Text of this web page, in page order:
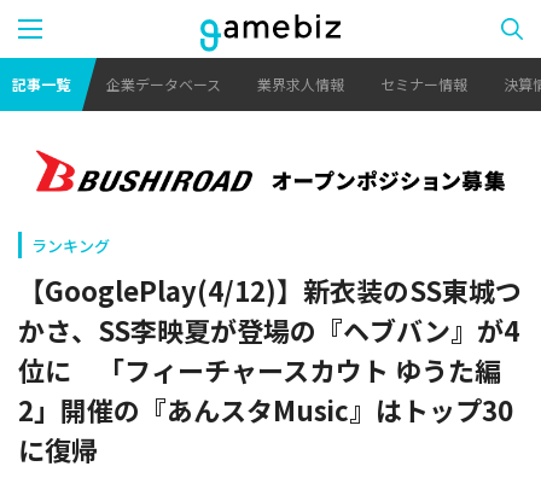
記事一覧 企業データベース 業界求人情報 セミナー情報 決算
ランキング
【GooglePlay(4/12)】新衣装のSS東城つ
かさ、SS李映夏が登場の『ヘブバン』が4
位に 「フィーチャースカウト ゆうた編
2」開催の『あんスタMusic』はトップ30
に復帰